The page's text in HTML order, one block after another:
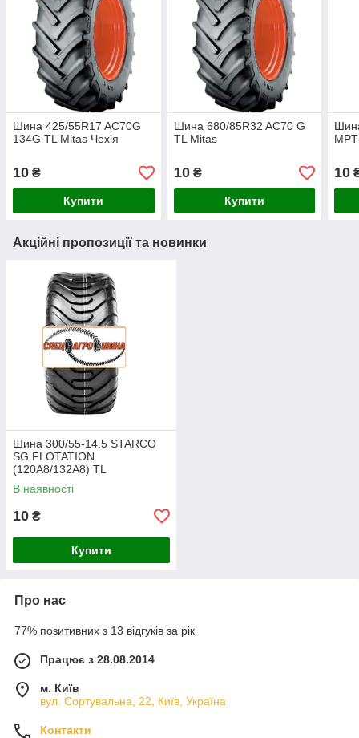
Шина 425/55R17 AC70G
134G TL Mitas Чехія
10 ₴
Купити
Шина 680/85R32 AC70 G
TL Mitas
10₴
Купити
10
Акційні пропозиції та новинки
Шина 300/55-14.5 STARCO
SG FLOTATION
(120A8/132A8) TL
В наявності
10 ₴
Купити
Про нас
77% позитивних з 13 відгуків за рік
Працює з 28.08.2014
м. Київ
вул. Сортувальна, 22, Київ, Україна
Контакти